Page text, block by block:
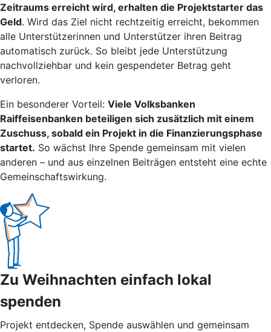
Zeitraums erreicht wird, erhalten die Projektstarter das
Geld. Wird das Ziel nicht rechtzeitig erreicht, bekommen
alle Unterstützerinnen und Unterstützer ihren Beitrag
automatisch zurück. So bleibt jede Unterstützung
nachvollziehbar und kein gespendeter Betrag geht
verloren.
Ein besonderer Vorteil: Viele Volksbanken
Raiffeisenbanken beteiligen sich zusätzlich mit einem
Zuschuss, sobald ein Projekt in die Finanzierungsphase
startet. So wächst Ihre Spende gemeinsam mit vielen
anderen – und aus einzelnen Beiträgen entsteht eine echte
Gemeinschaftswirkung.
Zu Weihnachten einfach lokal
spenden
Projekt entdecken, Spende auswählen und gemeinsam